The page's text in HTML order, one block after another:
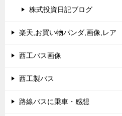
株式投資日記ブログ
楽天,お買い物パンダ,画像,レア
西工バス画像
西工製バス
路線バスに乗車・感想